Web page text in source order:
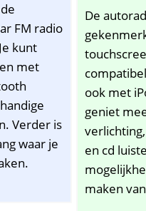
FM radio
kunt
met
Verder is
waar je
De
ook met
geniet
en cd
maken